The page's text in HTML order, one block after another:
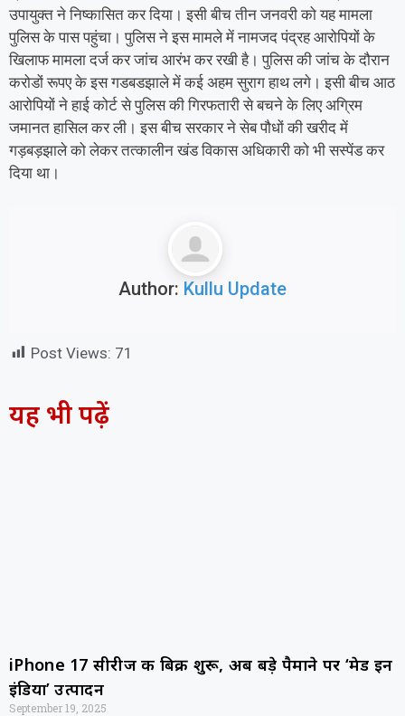
उपायुक्त ने निष्कासित कर दिया। इसी बीच तीन जनवरी को यह मामला
पुलिस के पास पहुंचा। पुलिस ने इस मामले में नामजद पंद्रह आरोपियों के
खिलाफ मामला दर्ज कर जांच आरंभ कर रखी है। पुलिस की जांच के दौरान
करोडों रूपए के इस गडबडझाले में कई अहम सुराग हाथ लगे। इसी बीच आठ
आरोपियों ने हाई कोर्ट से पुलिस की गिरफतारी से बचने के लिए अग्रिम
जमानत हासिल कर ली। इस बीच सरकार ने सेब पौधों की खरीद में
गड़बड़झाले को लेकर तत्कालीन खंड विकास अधिकारी को भी सस्पेंड कर
दिया था।
Author: Kullu Update
Post Views: 71
यह भी पढ़ें
iPhone 17 सीरीज की बिक्री शुरू, अब बड़े पैमाने पर ‘मेड इन
इंडिया’ उत्पादन
September 19, 2025